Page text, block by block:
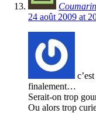
24 août 2009 at
finalement…
Serait-on trop
Ou alors trop